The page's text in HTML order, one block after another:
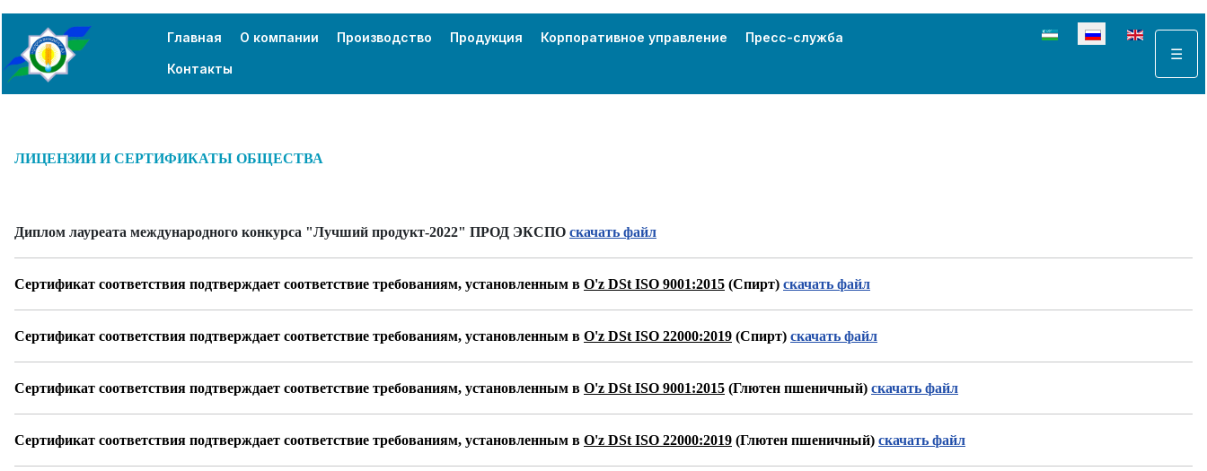
Главная О компании Производство Продукция Корпоративное управление Пресс-служба
Контакты
Выберите язык
☰
ЛИЦЕНЗИИ И СЕРТИФИКАТЫ ОБЩЕСТВА
Диплом лауреата международного конкурса "Лучший продукт-2022" ПРОД ЭКСПО скачать файл
Сертификат соответствия подтверждает соответствие требованиям, установленным в O'z DSt ISO 9001:2015 (Спирт) скачать файл
Сертификат соответствия подтверждает соответствие требованиям, установленным в O'z DSt ISO 22000:2019 (Спирт) скачать файл
Сертификат соответствия подтверждает соответствие требованиям, установленным в O'z DSt ISO 9001:2015 (Глютен пшеничный) скачать файл
Сертификат соответствия подтверждает соответствие требованиям, установленным в O'z DSt ISO 22000:2019 (Глютен пшеничный) скачать файл